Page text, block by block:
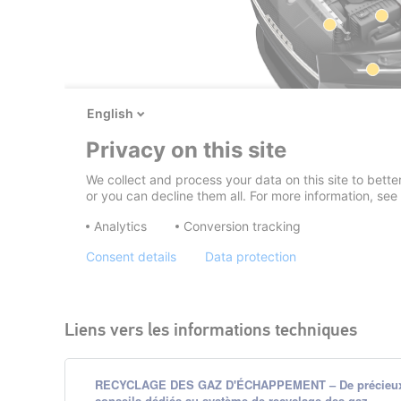
Liens vers les informations techniques
RECYCLAGE DES GAZ D'ÉCHAPPEMENT – De